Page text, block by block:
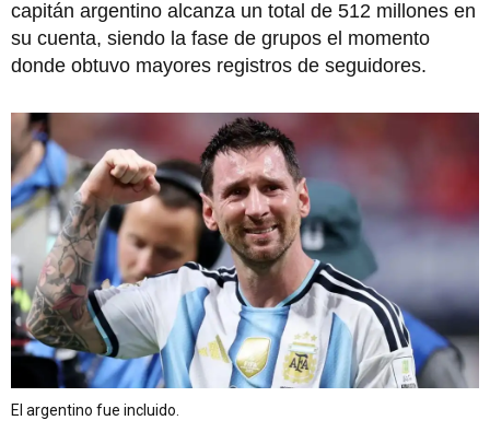
capitán argentino alcanza un total de 512 millones en
su cuenta, siendo la fase de grupos el momento
donde obtuvo mayores registros de seguidores.
El argentino fue incluido.